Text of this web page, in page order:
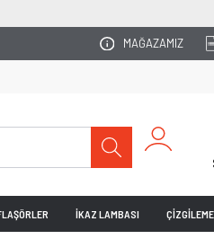
MAĞAZAMIZ
İKAZ LAMBASI